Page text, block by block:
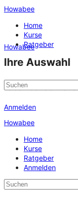
Howabee
Home
Kurse
Ratgeber
Ihre Auswahl
Es befinden sich
Anmelden
Howabee
Howabee
Home
Kurse
Ratgeber
Anmelden